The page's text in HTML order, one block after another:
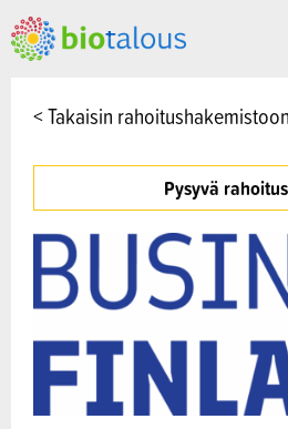
< Takaisin rahoitushakemistoon
Pysyvä